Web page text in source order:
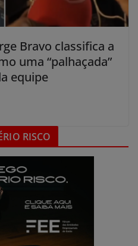
Bravo classifica a
uma “palhaçada”
equipe
RISCO